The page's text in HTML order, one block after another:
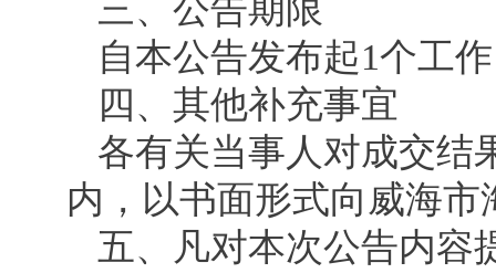
三、公告期限
自本公告发布起1个工
四、其他补充事宜
各有关当事人对成交结
内，以书面形式向威海
五、凡对本次公告内容